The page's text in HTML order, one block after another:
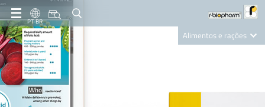
PT-BR
Alimentos e rações
Nutrition Care